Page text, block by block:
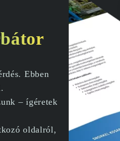
Ebben
– ígéretek
oldalról,